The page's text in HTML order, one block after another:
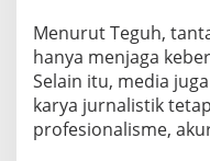
Menurut Teguh,
hanya menjaga
Selain itu, media
karya jurnalistik
profesionalisme,